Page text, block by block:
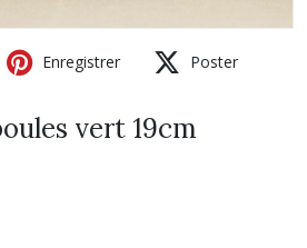
Enregistrer Poster
vert 19cm